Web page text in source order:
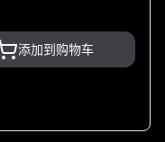
添加到购物车